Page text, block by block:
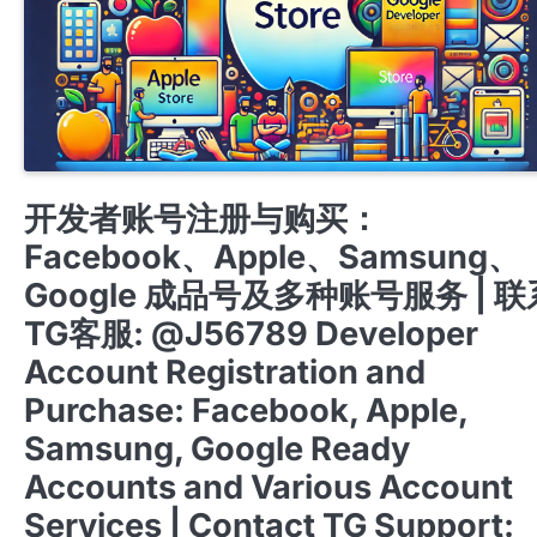
开发者账号注册与购买：
Facebook、Apple、Samsung、
Google 成品号及多种账号服务 | 联
TG客服: @J56789 Developer
Account Registration and
Purchase: Facebook, Apple,
Samsung, Google Ready
Accounts and Various Account
Services | Contact TG Support: